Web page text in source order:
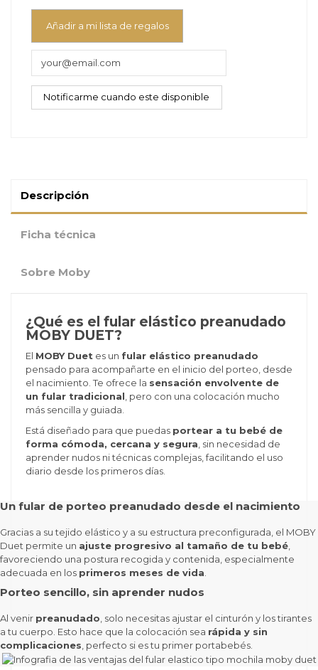
Añadir a mi lista de regalos
Descripción
Ficha técnica
Sobre Moby
¿Qué es el fular elástico preanudado
MOBY DUET?
El MOBY Duet es un fular elástico preanudado
pensado para acompañarte en el inicio del porteo, desde
el nacimiento. Te ofrece la sensación envolvente de
un fular tradicional , pero con una colocación mucho
más sencilla y guiada.
Está diseñado para que puedas portear a tu bebé de
forma cómoda, cercana y segura , sin necesidad de
aprender nudos ni técnicas complejas, facilitando el uso
diario desde los primeros días.
Un fular de porteo preanudado desde el nacimiento
Gracias a su tejido elástico y a su estructura preconfigurada, el MOBY
Duet permite un ajuste progresivo al tamaño de tu bebé
favoreciendo una postura recogida y contenida, especialmente
adecuada en los primeros meses de vida
Porteo sencillo, sin aprender nudos
Al venir preanudado , solo necesitas ajustar el cinturón y los tirantes
a tu cuerpo. Esto hace que la colocación sea rápida y sin
complicaciones , perfecto si es tu primer portabebés.